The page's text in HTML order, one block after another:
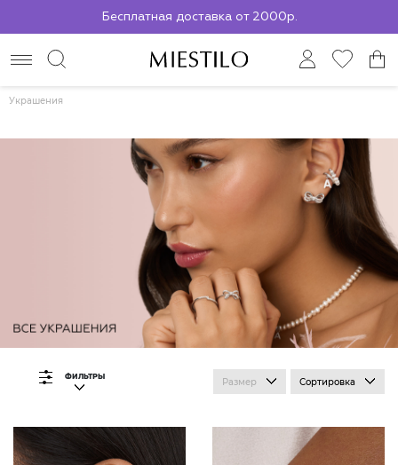
Бесплатная доставка от 2000р.
По всей России до ПВЗ СДЭК
Украшения
ФИЛЬТРЫ Размер Сортировка